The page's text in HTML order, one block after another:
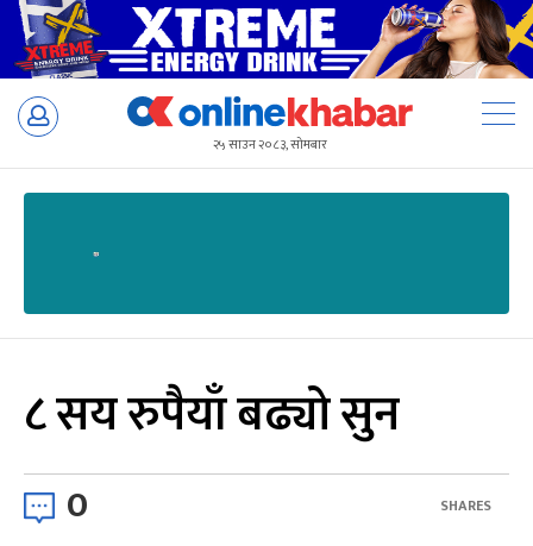
Skip
२५ साउन २०८३, सोमबार
८ सय रुपैयाँ बढ्यो सुन
0 SHARES